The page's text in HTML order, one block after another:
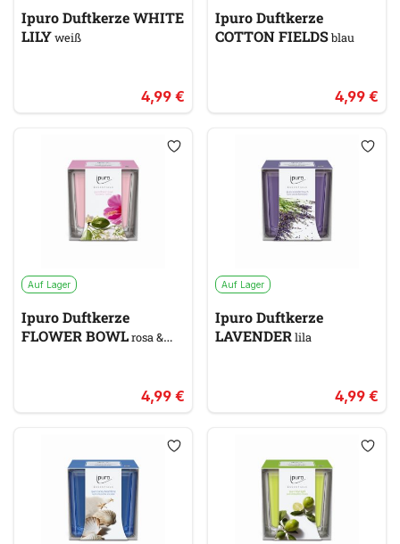
Ipuro Duftkerze WHITE
LILYweiß
4,99 €
Ipuro Duftkerze
COTTON FIELDSblau
4,99 €
Auf Lager
Ipuro Duftkerze
FLOWER BOWLrosa &
4,99 €
Auf Lager
Ipuro Duftkerze
LAVENDERlila
4,99 €